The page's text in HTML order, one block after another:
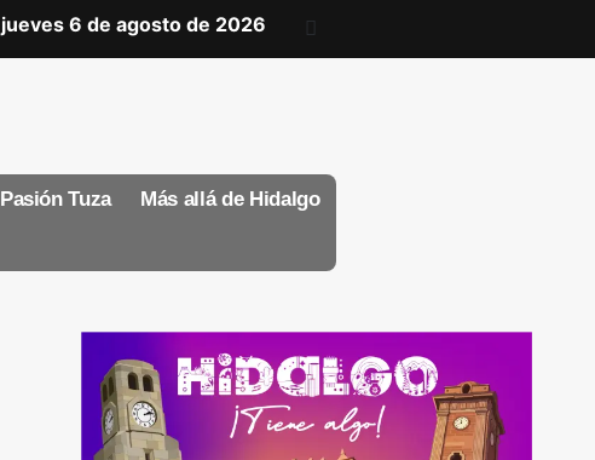
jueves 6 de agosto de 2026
Pasión Tuza Más allá de Hidalgo